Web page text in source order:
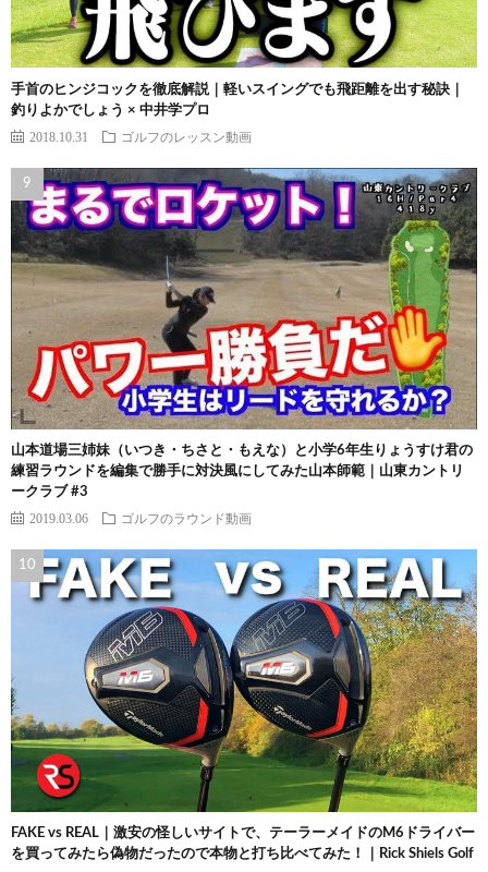
手首のヒンジコックを徹底解説｜軽いスイングでも飛距離を出す秘訣｜
釣りよかでしょう × 中井学プロ
2018.10.31 ゴルフのレッスン動画
山本道場三姉妹（いつき・ちさと・もえな）と小学6年生りょうすけ君の
練習ラウンドを編集で勝手に対決風にしてみた山本師範｜山東カントリ
ークラブ #3
2019.03.06 ゴルフのラウンド動画
FAKE vs REAL｜激安の怪しいサイトで、テーラーメイドのM6ドライバー
を買ってみたら偽物だったので本物と打ち比べてみた！｜Rick Shiels Golf